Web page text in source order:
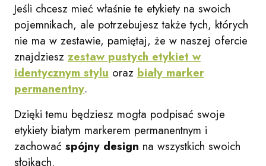
Jeśli chcesz mieć właśnie te etykiety na swoich
pojemnikach, ale potrzebujesz także tych, których
nie ma w zestawie, pamiętaj, że w naszej ofercie
znajdziesz zestaw pustych etykiet w
identycznym stylu oraz biały marker
permanentny.
Dzięki temu będziesz mogła podpisać swoje
etykiety białym markerem permanentnym i
zachować spójny design na wszystkich swoich
słoikach.